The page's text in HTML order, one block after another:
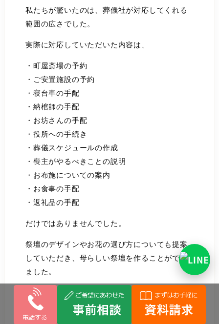
私たちが驚いたのは、葬儀社が対応してくれる
範囲の広さでした。
実際に対応していただいた内容は、
・町屋斎場の予約
・ご安置施設の予約
・寝台車の手配
・納棺師の手配
・お坊さんの手配
・役所への手続き
・葬儀スケジュールの作成
・喪主がやるべきことの説明
・お布施についての案内
・お食事の手配
・返礼品の手配
だけではありませんでした。
祭壇のデザインやお花の選び方についても提案
していただき、母らしい祭壇を作ることができ
ました。
また、母の写真や思い出の品を飾る「思い出コ
ーナー」の提案もしていただき、参列した親族
からも好評でした。